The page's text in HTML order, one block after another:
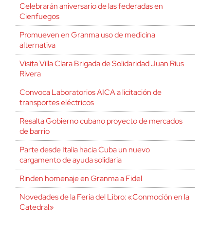
Celebrarán aniversario de las federadas en
Cienfuegos
Promueven en Granma uso de medicina
alternativa
Visita Villa Clara Brigada de Solidaridad Juan Rius
Rivera
Convoca Laboratorios AICA a licitación de
transportes eléctricos
Resalta Gobierno cubano proyecto de mercados
de barrio
Parte desde Italia hacia Cuba un nuevo
cargamento de ayuda solidaria
Rinden homenaje en Granma a Fidel
Novedades de la Feria del Libro: «Conmoción en la
Catedral»